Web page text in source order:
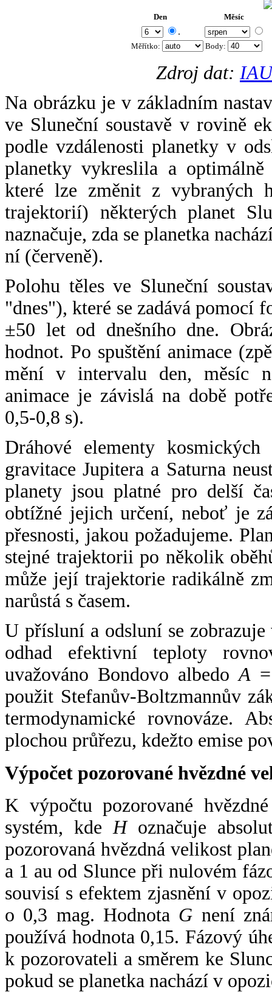
Den Měsíc
.
Měřítko: Body:
Zdroj dat:
Na obrázku je v základním
ve Sluneční soustavě v rovině
podle vzdálenosti planetky v
planetky vykreslila a
které lze změnit z vybraných
trajektorií) některých planet
naznačuje, zda se planetka
ní (červeně).
Polohu těles ve Sluneční
"dnes"), které se zadává pomocí
±50 let od dnešního dne.
hodnot. Po spuštění animace
mění v intervalu den, měsíc
animace je závislá na době
0,5-0,8 s).
Dráhové elementy
gravitace Jupitera a Saturna
planety jsou platné pro delší
obtížné jejich určení, neboť je
přesnosti, jakou požadujeme.
stejné trajektorii po několik
může její trajektorie radikálně
narůstá s časem.
U přísluní a odsluní se
odhad efektivní teploty
uvažováno Bondovo albedoA
použit Stefanův-Boltzmannův
termodynamické rovnováze.
plochou průřezu, kdežto emise
Výpočet pozorované hvězdné
K výpočtu pozorované
systém, kde Hoznačuje
pozorovaná hvězdná velikost
a 1 au od Slunce při nulovém
souvisí s efektem zjasnění v
o 0,3 mag. Hodnota G není
používá hodnota 0,15. Fázový
k pozorovateli a směrem ke
pokud se planetka nachází v